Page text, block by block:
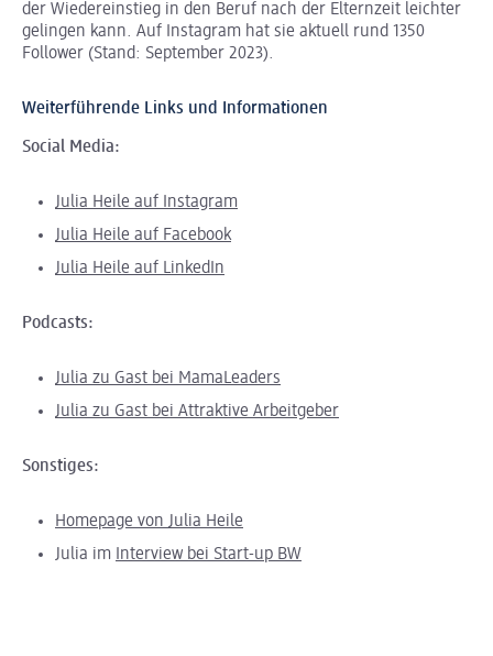
der Wiedereinstieg in den Beruf nach der Elternzeit leichter
gelingen kann. Auf Instagram hat sie aktuell rund 1350
Follower (Stand: September 2023).
Weiterführende Links und Informationen
Social Media:
Julia Heile auf Instagram
Julia Heile auf Facebook
Julia Heile auf LinkedIn
Podcasts:
Julia zu Gast bei MamaLeaders
Julia zu Gast bei Attraktive Arbeitgeber
Sonstiges:
Homepage von Julia Heile
Julia im Interview bei Start-up BW